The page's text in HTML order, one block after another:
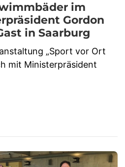
im
Gordon
in Saarburg
„Sport vor Ort
mit Ministerpräsident